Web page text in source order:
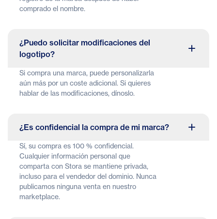
comprado el nombre.
¿Puedo solicitar modificaciones del
logotipo?
Si compra una marca, puede personalizarla
aún más por un coste adicional. Si quieres
hablar de las modificaciones, dínoslo.
¿Es confidencial la compra de mi marca?
Sí, su compra es 100 % confidencial.
Cualquier información personal que
comparta con Stora se mantiene privada,
incluso para el vendedor del dominio. Nunca
publicamos ninguna venta en nuestro
marketplace.